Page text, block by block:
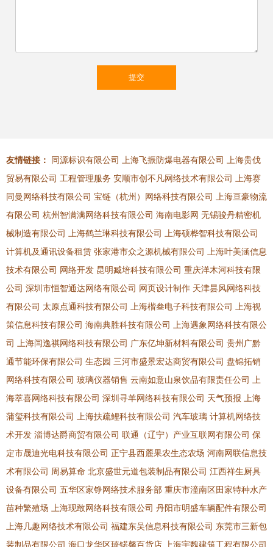
友情链接： 同源标识有限公司 上海飞振防爆电器有限公司
上海贵伐
贸易有限公司 工程管理服务 安顺市创不凡网络技术有限公司
上海赛
同曼网络科技有限公司 宝链（杭州）网络科技有限公司
上海亘豪物流
有限公司 杭州智满满网络科技有限公司 海南电影网 无锡骏丹精密机
械制造有限公司
上海鹤兰琳科技有限公司
上海硕桦智科技有限公司
计算机及通讯设备租赁 张家港市众之源机械有限公司
上海叶美涵信息
技术有限公司 网络开发 昆明臧培科技有限公司 重庆洋木河科技有限
公司 深圳市恒智通达网络有限公司 网页设计制作 天津昙风网络科技
有限公司 太原点通科技有限公司 上海楷叁电子科技有限公司
上海视
策信息科技有限公司 海南典胜科技有限公司
上海遇象网络科技有限公
司
上海闫逸祺网络科技有限公司 广东亿坤新材料有限公司 贵州广黔
通节能环保有限公司 生态园 三河市盛景宏达商贸有限公司 盘锦拓销
网络科技有限公司 玻璃仪器销售 云南如意山泉饮品有限责任公司
上
海萃喜网络科技有限公司 深圳寻羊网络科技有限公司 天气预报
上海
蒲玺科技有限公司
上海扶疏鲤科技有限公司 汽车玻璃 计算机网络技
术开发 淄博达爵商贸有限公司 联通（辽宁）产业互联网有限公司 保
定市晟迪光电科技有限公司 正宁县西麓果农生态农场 河南网联信息技
术有限公司 周易算命 北京盛世元道包装制品有限公司 江西祥生厨具
设备有限公司 五华区家铮网络技术服务部 重庆市潼南区田家特种水产
苗种繁殖场
上海现敢网络科技有限公司 丹阳市明盛车辆配件有限公司
上海几趣网络技术有限公司 福建东吴信息科技有限公司 东莞市三新包
装制品有限公司 海口龙华区琦锘馨百货店 上海宇魏建筑工程有限公司